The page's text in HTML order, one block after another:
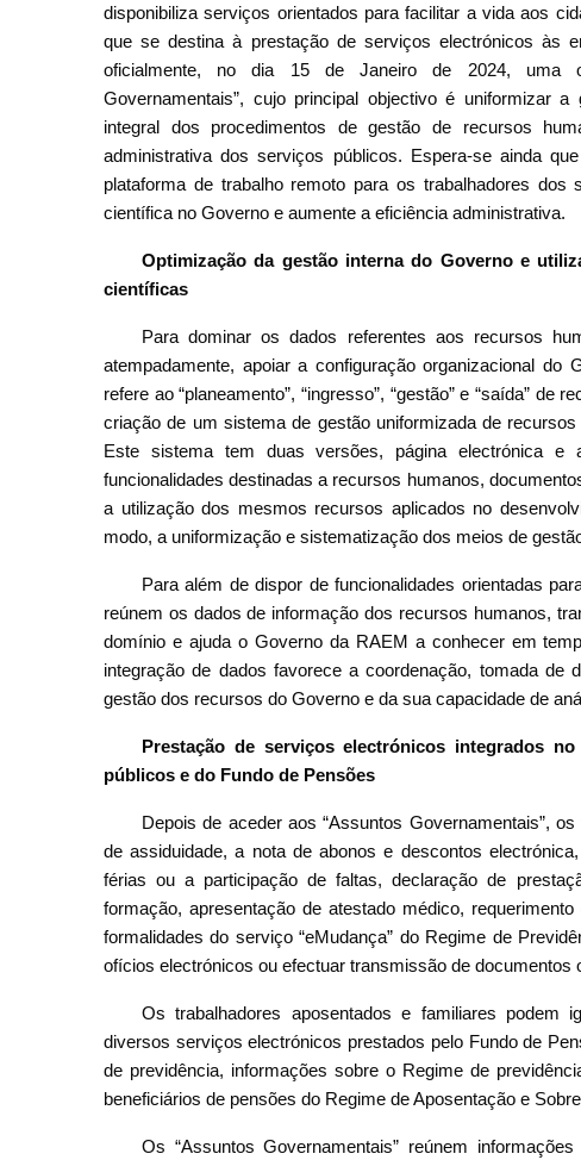
disponibiliza serviços orientados para facilitar a vida aos
que se destina à prestação de serviços electrónicos às
oficialmente, no dia 15 de Janeiro de 2024, uma
Governamentais”, cujo principal objectivo é uniformizar
integral dos procedimentos de gestão de recursos
administrativa dos serviços públicos. Espera-se ainda
plataforma de trabalho remoto para os trabalhadores
científica no Governo e aumente a eficiência administrativa.
Optimização da gestão interna do Governo e
científicas
Para dominar os dados referentes aos recursos
atempadamente, apoiar a configuração organizacional
refere ao “planeamento”, “ingresso”, “gestão” e “saída”
criação de um sistema de gestão uniformizada de
Este sistema tem duas versões, página electrónica e
funcionalidades destinadas a recursos humanos,
a utilização dos mesmos recursos aplicados no
modo, a uniformização e sistematização dos meios de
Para além de dispor de funcionalidades orientadas
reúnem os dados de informação dos recursos humanos,
domínio e ajuda o Governo da RAEM a conhecer em
integração de dados favorece a coordenação, tomada
gestão dos recursos do Governo e da sua capacidade de
Prestação de serviços electrónicos integrados
públicos e do Fundo de Pensões
Depois de aceder aos “Assuntos Governamentais”,
de assiduidade, a nota de abonos e descontos
férias ou a participação de faltas, declaração de
formação, apresentação de atestado médico,
formalidades do serviço “eMudança” do Regime de
ofícios electrónicos ou efectuar transmissão de documentos
Os trabalhadores aposentados e familiares podem
diversos serviços electrónicos prestados pelo Fundo de
de previdência, informações sobre o Regime de
beneficiários de pensões do Regime de Aposentação e
Os “Assuntos Governamentais” reúnem